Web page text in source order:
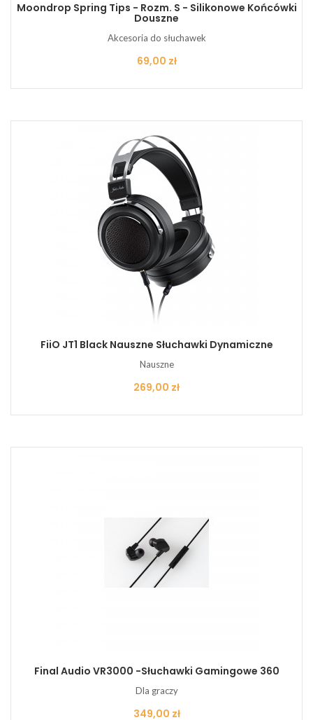
Moondrop Spring Tips - Rozm. S - Silikonowe Końcówki
Douszne
Akcesoria do słuchawek
Cena
69,00 zł
FiiO JT1 Black Nauszne Słuchawki Dynamiczne
Nauszne
Cena
269,00 zł
Final Audio VR3000 -Słuchawki Gamingowe 360
Dla graczy
Cena
349,00 zł